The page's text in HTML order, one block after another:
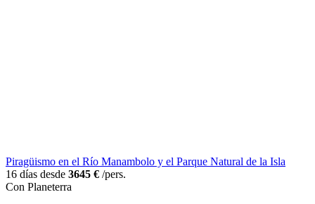
Piragüismo en el Río Manambolo y el Parque Natural de la Isla
16 días desde 3645 € /pers.
Con Planeterra